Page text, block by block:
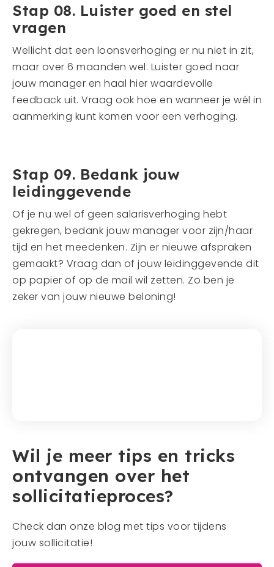
Stap 08. Luister goed en stel
vragen
Wellicht dat een loonsverhoging er nu niet in zit,
maar over 6 maanden wel. Luister goed naar
jouw manager en haal hier waardevolle
feedback uit. Vraag ook hoe en wanneer je wél in
aanmerking kunt komen voor een verhoging.
Stap 09. Bedank jouw
leidinggevende
Of je nu wel of geen salarisverhoging hebt
gekregen, bedank jouw manager voor zijn/haar
tijd en het meedenken. Zijn er nieuwe afspraken
gemaakt? Vraag dan of jouw leidinggevende dit
op papier of op de mail wil zetten. Zo ben je
zeker van jouw nieuwe beloning!
Wil je meer tips en tricks
ontvangen over het
sollicitatieproces?
Check dan onze blog met tips voor tijdens
jouw sollicitatie!